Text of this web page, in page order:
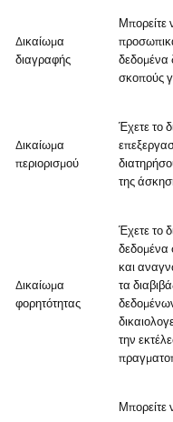
Δικαίωμα
διαγραφής
Μπορείτε
δεδομένα
σκοπούς
Δικαίωμα
περιορισμού
Έχετε το
της
Δικαίωμα
φορητότητας
Έχετε το
δεδομένα
και
τα
την
Μπορείτε